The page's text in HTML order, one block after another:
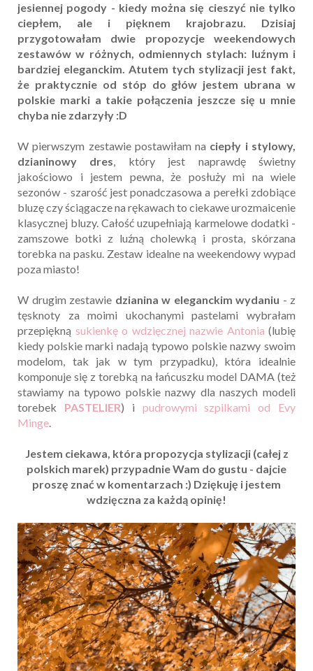
jesiennej pogody - kiedy można się cieszyć nie tylko
ciepłem, ale i pięknem krajobrazu. Dzisiaj
przygotowałam dwie propozycje weekendowych
zestawów w różnych, odmiennych stylach: luźnym i
bardziej eleganckim. Atutem tych stylizacji jest fakt,
że praktycznie od stóp do głów jestem ubrana w
polskie marki a takie połączenia jeszcze się u mnie
chyba nie zdarzyły :D
W pierwszym zestawie postawiłam na ciepły i stylowy,
dzianinowy dres, który jest naprawdę świetny
jakościowo i jestem pewna, że posłuży mi na wiele
sezonów - szarość jest ponadczasowa a perełki zdobiące
bluzę czy ściągacze na rękawach to ciekawe urozmaicenie
klasycznej bluzy. Całość uzupełniają karmelowe dodatki -
zamszowe botki z luźną cholewką i prosta, skórzana
torebka na pasku. Zestaw idealne na weekendowy wypad
poza miasto!
W drugim zestawie dzianina w eleganckim wydaniu - z
tęsknoty za moimi ukochanymi pastelami wybrałam
przepiękną sukienkę o wdzięcznej nazwie Antonia (lubię
kiedy polskie marki nadają typowo polskie nazwy swoim
modelom, tak jak w tym przypadku), która idealnie
komponuje się z torebką na łańcuszku model DAMA (też
stawiamy na typowo polskie nazwy dla naszych modeli
torebek PASTELIER) i pudrowymi szpilkami od Evy
Minge.
Jestem ciekawa, która propozycja stylizacji (całej z
polskich marek) przypadnie Wam do gustu - dajcie
proszę znać w komentarzach :) Dziękuję i jestem
wdzięczna za każdą opinię!